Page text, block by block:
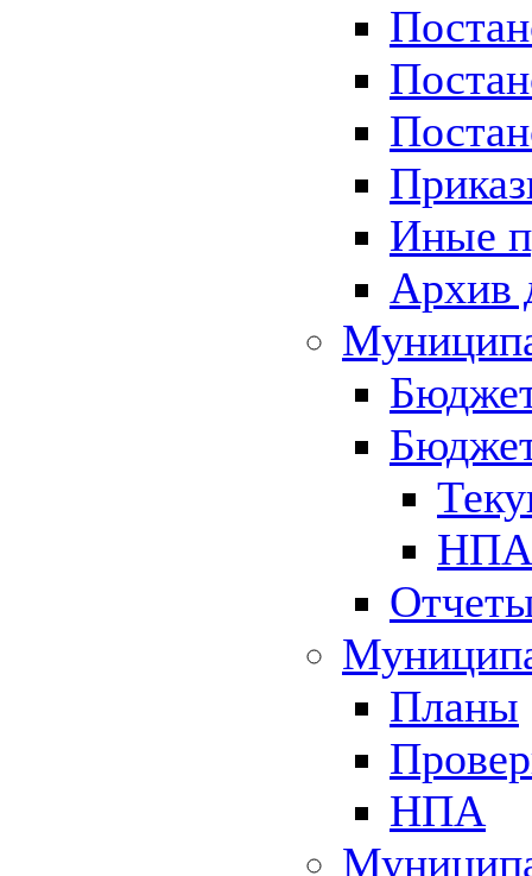
Иные
Архив
НПА
Планы
НПА